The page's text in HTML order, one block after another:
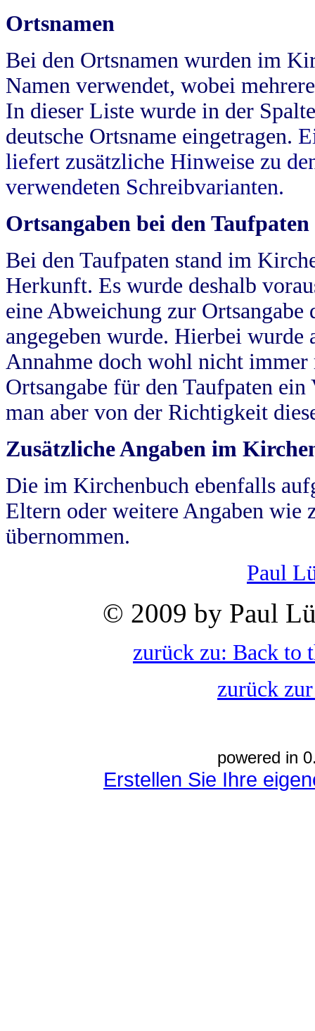
Ortsnamen
Bei den Ortsnamen wurden im
Namen verwendet, wobei
In dieser Liste wurde in der
deutsche Ortsname eingetragen.
liefert zusätzliche Hinweise zu
verwendeten Schreibvarianten.
Ortsangaben bei den Taufpaten
Bei den Taufpaten stand im
Herkunft. Es wurde deshalb
eine Abweichung zur
angegeben wurde. Hierbei wurde
Annahme doch wohl nicht
Ortsangabe für den Taufpaten
man aber von der Richtigkeit
Zusätzliche Angaben im
Die im Kirchenbuch ebenfalls
Eltern oder weitere Angaben wie
übernommen.
Paul
© 2009 by Paul
zurück zu: Back to
zurück
powered in
Erstellen Sie Ihre